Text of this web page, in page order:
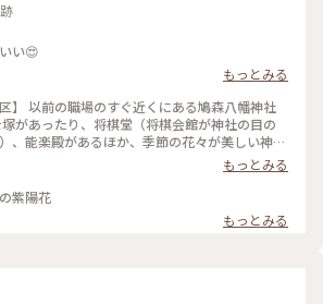
い😍
もっとみる
区】 以前の職場のすぐ近くにある鳩森八幡神社
があったり、将棋堂（将棋会館が神社の目の
、能楽殿があるほか、季節の花々が美しい神社
言っても御神木が美しい✨✨ 毎年、絨毯のよう
しみでした😌 今年は寒さがやってくるのも遅
から色づき始めるでしょうねぇ。 ここは毎日
の場でした✨✨ 今思えばありがたい場所だった
な…😌 #秋の彩り #神社 #イチョウ #銀杏 #紅葉 #御神木
もっとみる
紫陽花
もっとみる